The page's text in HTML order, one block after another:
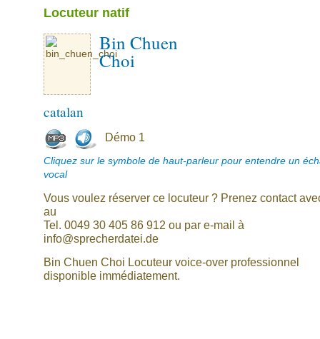
Locuteur natif
Bin Chuen
Choi
catalan
Démo 1
Cliquez sur le symbole de haut-parleur pour entendre un
vocal
Vous voulez réserver ce locuteur ? Prenez contact
au
Tel. 0049 30 405 86 912 ou par e-mail à
info@sprecherdatei.de
Bin Chuen Choi Locuteur voice-over professionnel
disponible immédiatement.